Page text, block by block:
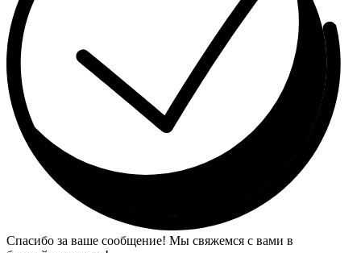
Спасибо за ваше сообщение! Мы свяжемся с вами в